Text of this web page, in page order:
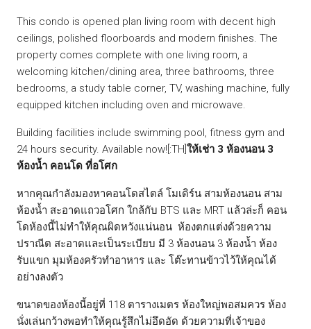
This condo is opened plan living room with decent high
ceilings, polished floorboards and modern finishes. The
property comes complete with one living room, a
welcoming kitchen/dining area, three bathrooms, three
bedrooms, a study table corner, TV, washing machine, fully
equipped kitchen including oven and microwave.
Building facilities include swimming pool, fitness gym and
24 hours security. Available now![:TH] ให้เช่า 3 ห้องนอน 3
ห้องน้ำ คอนโด ที่อโศก
หากคุณกำลังมองหาคอนโดสไตล์ โมเดิร์น สามห้องนอน สาม
ห้องน้ำ สะอาดแถวอโศก ใกล้กับ BTS และ MRT แล้วล่ะก็ คอน
โดห้องนี้ไม่ทำให้คุณผิดหวังแน่นอน ห้องตกแต่งด้วยความ
ปราณีต สะอาดและเป็นระเบียบ มี 3 ห้องนอน 3 ห้องน้ำ ห้อง
รับแขก มุมห้องครัวทำอาหาร และ โต๊ะทานข้าวไว้ให้คุณได้
อย่างลงตัว
ขนาดของห้องนี้อยู่ที่ 118 ตารางเมตร ห้องใหญ่พอสมควร ห้อง
นั่งเล่นกว้างพอทำให้คุณรู้สึกไม่อึดอัด ด้วยความที่เจ้าของ